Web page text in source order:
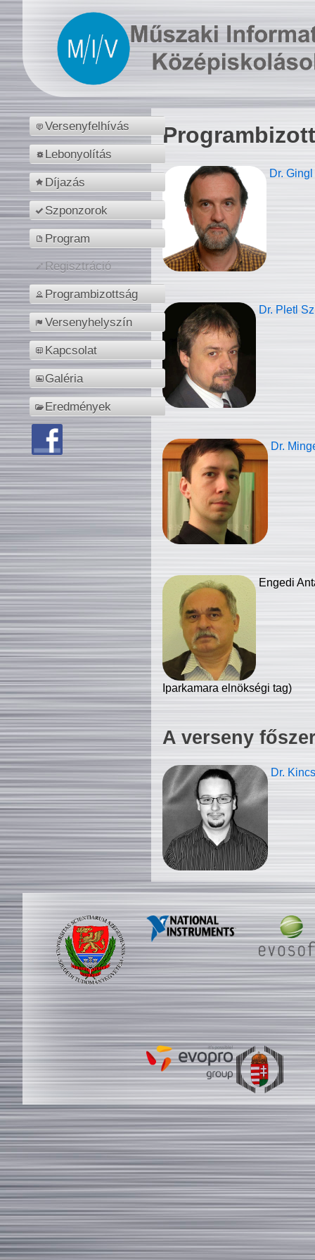
Versenyfelhívás
Lebonyolítás
Díjazás
Szponzorok
Program
Regisztráció
Programbizottság
Versenyhelyszín
Kapcsolat
Galéria
Eredmények
Dr.
Dr. Pletl
Dr.
Engedi
Iparkamara elnökségi tag)
A verseny
Dr.